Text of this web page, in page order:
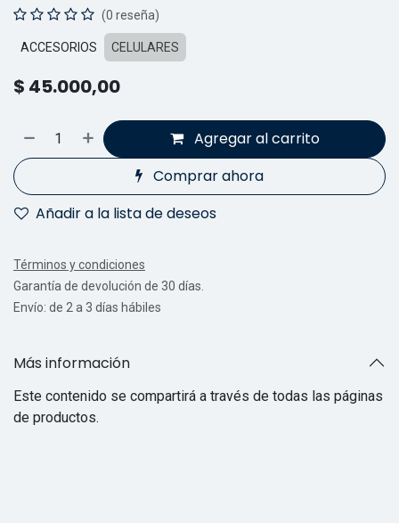
(0 reseña)
ACCESORIOS CELULARES
$ 45.000,00
Agregar al carrito
Comprar ahora
Añadir a la lista de deseos
Términos y condiciones
Garantía de devolución de 30 días.
Envío: de 2 a 3 días hábiles
Más información
Este contenido se compartirá a través de todas las páginas
de productos.